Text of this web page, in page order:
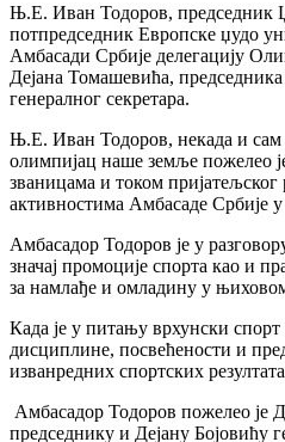
Њ.Е. Иван Тодоров, председник
потпредседник Европске џудо
Амбасади Србије делегацију
Дејана Томашевића, председника
генералног секретара.
Њ.Е. Иван Тодоров, некада и сам
олимпијац наше земље пожелео
званицама и током пријатељског
активностима Амбасаде Србије
Амбасадор Тодоров је у
значај промоције спорта као и
за намлађе и омладину у њиховом
Када је у питању врхунски спорт
дисциплине, посвећености и
изванредних спортских
Амбасадор Тодоров пожелео је
председнику и Дејану Бојовићу